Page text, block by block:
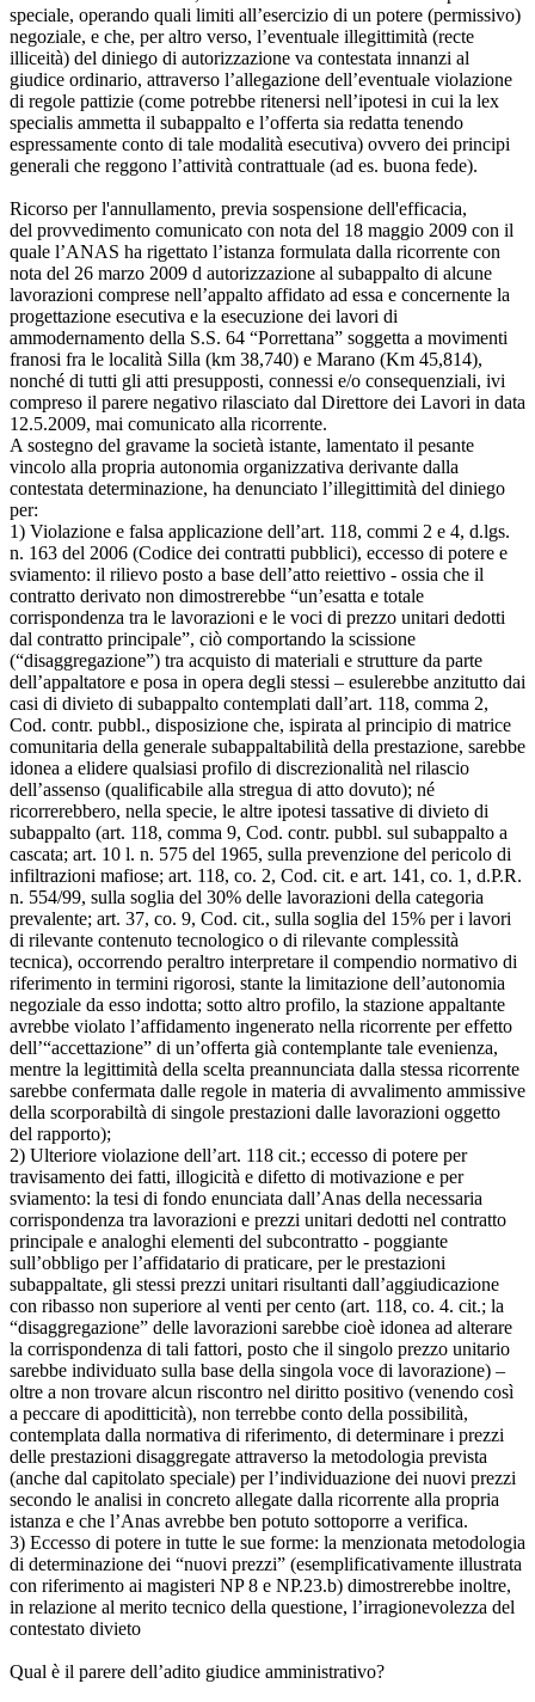
speciale, operando quali limiti all’esercizio di un potere (permissivo)
negoziale, e che, per altro verso, l’eventuale illegittimità (recte
illiceità) del diniego di autorizzazione va contestata innanzi al
giudice ordinario, attraverso l’allegazione dell’eventuale violazione
di regole pattizie (come potrebbe ritenersi nell’ipotesi in cui la lex
specialis ammetta il subappalto e l’offerta sia redatta tenendo
espressamente conto di tale modalità esecutiva) ovvero dei principi
generali che reggono l’attività contrattuale (ad es. buona fede).
Ricorso per l'annullamento, previa sospensione dell'efficacia,
del provvedimento comunicato con nota del 18 maggio 2009 con il
quale l’ANAS ha rigettato l’istanza formulata dalla ricorrente con
nota del 26 marzo 2009 d autorizzazione al subappalto di alcune
lavorazioni comprese nell’appalto affidato ad essa e concernente la
progettazione esecutiva e la esecuzione dei lavori di
ammodernamento della S.S. 64 “Porrettana” soggetta a movimenti
franosi fra le località Silla (km 38,740) e Marano (Km 45,814),
nonché di tutti gli atti presupposti, connessi e/o consequenziali, ivi
compreso il parere negativo rilasciato dal Direttore dei Lavori in data
12.5.2009, mai comunicato alla ricorrente.
A sostegno del gravame la società istante, lamentato il pesante
vincolo alla propria autonomia organizzativa derivante dalla
contestata determinazione, ha denunciato l’illegittimità del diniego
per:
1) Violazione e falsa applicazione dell’art. 118, commi 2 e 4, d.lgs.
n. 163 del 2006 (Codice dei contratti pubblici), eccesso di potere e
sviamento: il rilievo posto a base dell’atto reiettivo - ossia che il
contratto derivato non dimostrerebbe “un’esatta e totale
corrispondenza tra le lavorazioni e le voci di prezzo unitari dedotti
dal contratto principale”, ciò comportando la scissione
(“disaggregazione”) tra acquisto di materiali e strutture da parte
dell’appaltatore e posa in opera degli stessi – esulerebbe anzitutto dai
casi di divieto di subappalto contemplati dall’art. 118, comma 2,
Cod. contr. pubbl., disposizione che, ispirata al principio di matrice
comunitaria della generale subappaltabilità della prestazione, sarebbe
idonea a elidere qualsiasi profilo di discrezionalità nel rilascio
dell’assenso (qualificabile alla stregua di atto dovuto); né
ricorrerebbero, nella specie, le altre ipotesi tassative di divieto di
subappalto (art. 118, comma 9, Cod. contr. pubbl. sul subappalto a
cascata; art. 10 l. n. 575 del 1965, sulla prevenzione del pericolo di
infiltrazioni mafiose; art. 118, co. 2, Cod. cit. e art. 141, co. 1, d.P.R.
n. 554/99, sulla soglia del 30% delle lavorazioni della categoria
prevalente; art. 37, co. 9, Cod. cit., sulla soglia del 15% per i lavori
di rilevante contenuto tecnologico o di rilevante complessità
tecnica), occorrendo peraltro interpretare il compendio normativo di
riferimento in termini rigorosi, stante la limitazione dell’autonomia
negoziale da esso indotta; sotto altro profilo, la stazione appaltante
avrebbe violato l’affidamento ingenerato nella ricorrente per effetto
dell’“accettazione” di un’offerta già contemplante tale evenienza,
mentre la legittimità della scelta preannunciata dalla stessa ricorrente
sarebbe confermata dalle regole in materia di avvalimento ammissive
della scorporabiltà di singole prestazioni dalle lavorazioni oggetto
del rapporto);
2) Ulteriore violazione dell’art. 118 cit.; eccesso di potere per
travisamento dei fatti, illogicità e difetto di motivazione e per
sviamento: la tesi di fondo enunciata dall’Anas della necessaria
corrispondenza tra lavorazioni e prezzi unitari dedotti nel contratto
principale e analoghi elementi del subcontratto - poggiante
sull’obbligo per l’affidatario di praticare, per le prestazioni
subappaltate, gli stessi prezzi unitari risultanti dall’aggiudicazione
con ribasso non superiore al venti per cento (art. 118, co. 4. cit.; la
“disaggregazione” delle lavorazioni sarebbe cioè idonea ad alterare
la corrispondenza di tali fattori, posto che il singolo prezzo unitario
sarebbe individuato sulla base della singola voce di lavorazione) –
oltre a non trovare alcun riscontro nel diritto positivo (venendo così
a peccare di apoditticità), non terrebbe conto della possibilità,
contemplata dalla normativa di riferimento, di determinare i prezzi
delle prestazioni disaggregate attraverso la metodologia prevista
(anche dal capitolato speciale) per l’individuazione dei nuovi prezzi
secondo le analisi in concreto allegate dalla ricorrente alla propria
istanza e che l’Anas avrebbe ben potuto sottoporre a verifica.
3) Eccesso di potere in tutte le sue forme: la menzionata metodologia
di determinazione dei “nuovi prezzi” (esemplificativamente illustrata
con riferimento ai magisteri NP 8 e NP.23.b) dimostrerebbe inoltre,
in relazione al merito tecnico della questione, l’irragionevolezza del
contestato divieto
Qual è il parere dell’adito giudice amministrativo?